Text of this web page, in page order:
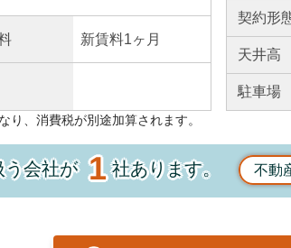
新賃料1ヶ月
契約形
天井高
駐車場
、消費税が別途加算されます。
う会社が1社あります。 不動